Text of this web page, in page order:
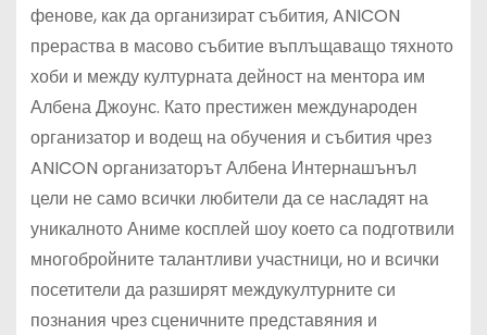
фенове, как да организират събития, ANICON
прераства в масово събитие въплъщаващо тяхното
хоби и между културната дейност на ментора им
Албена Джоунс. Като престижен международен
организатор и водещ на обучения и събития чрез
ANICON oрганизаторът Албена Интернашънъл
цели не само всички любители да се насладят на
уникалното Аниме косплей шоу което са подготвили
многобройните талантливи участници, но и всички
посетители да разширят междукултурните си
познания чрез сценичните представяния и